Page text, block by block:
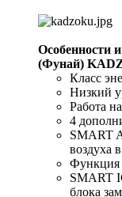
Особенности
(Фунай)
Класс
Низкий
Работа
4
SMART
воздуха
Функция
SMART
блока